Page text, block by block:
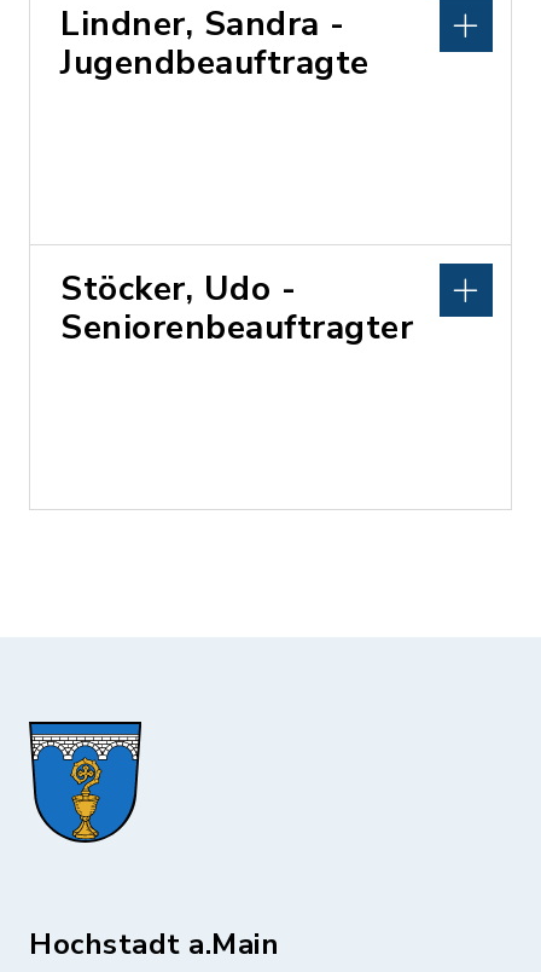
Lindner, Sandra -
Jugendbeauftragte
Stöcker, Udo -
Seniorenbeauftragter
Hochstadt a.Main